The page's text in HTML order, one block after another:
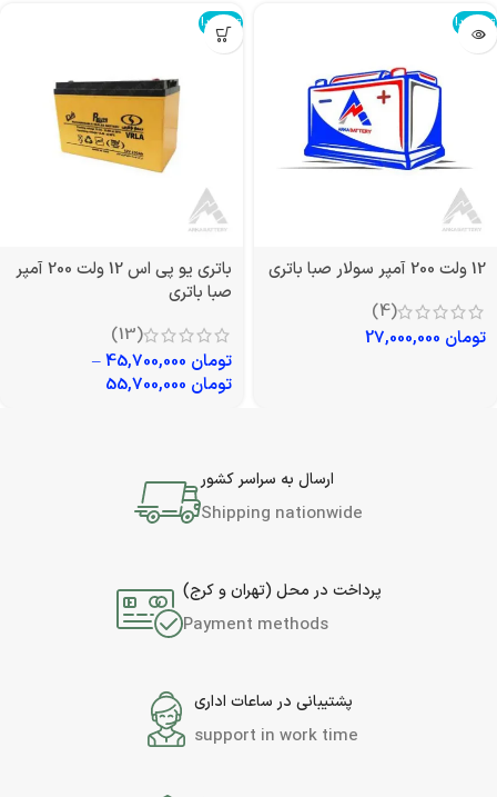
تمام شد!
12 ولت 200 آمپر سولار صبا باتری
(4)
تومان
تمام شد!
باتری یو پی اس 12 ولت 200 آمپر
صبا باتری
(13)
تومان
–
تومان
ارسال به سراسر کشور
Shipping nationwide
پرداخت در محل (تهران و کرج)
Payment methods
پشتیبانی در ساعات اداری
support in work time